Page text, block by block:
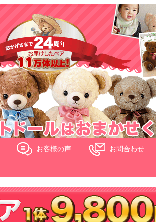
お客様の声 お問合わせ